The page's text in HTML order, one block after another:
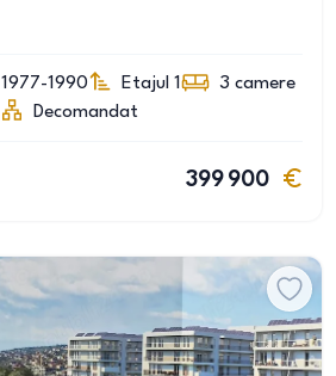
1977-1990 Etajul 1 3 camere
Decomandat
399 900